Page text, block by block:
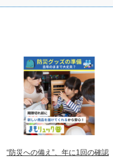
“防災への備え”、年に1回の確認